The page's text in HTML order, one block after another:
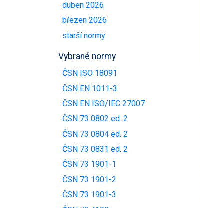
duben 2026
březen 2026
starší normy
Vybrané normy
ČSN ISO 18091
ČSN EN 1011-3
ČSN EN ISO/IEC 27007
ČSN 73 0802 ed. 2
ČSN 73 0804 ed. 2
ČSN 73 0831 ed. 2
ČSN 73 1901-1
ČSN 73 1901-2
ČSN 73 1901-3